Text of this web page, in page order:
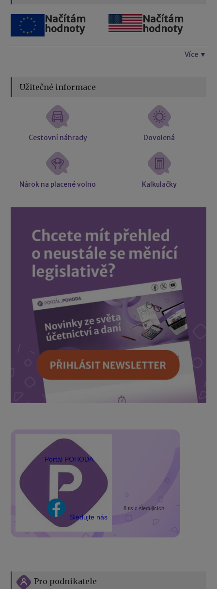
Načítám
hodnoty
Načítám
hodnoty
Více ▼
Užitečné informace
Cestovní náhrady Dovolená
Nárok na placené volno Kalkulačky
Portál POHODA
Sledujte nás
8 tisíc sledujících
Pro podnikatele